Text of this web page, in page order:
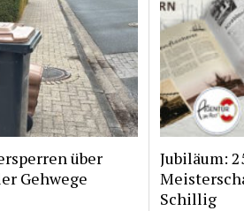
über
Gehwege
Jubiläum:
Schillig